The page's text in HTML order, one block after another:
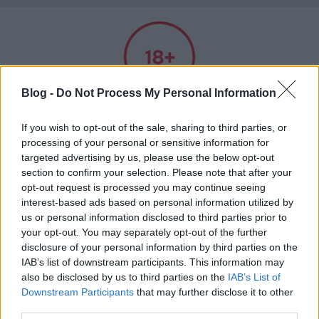
Blog - Do Not Process My Personal Information
If you wish to opt-out of the sale, sharing to third parties, or
processing of your personal or sensitive information for
targeted advertising by us, please use the below opt-out
section to confirm your selection. Please note that after your
opt-out request is processed you may continue seeing
interest-based ads based on personal information utilized by
us or personal information disclosed to third parties prior to
your opt-out. You may separately opt-out of the further
disclosure of your personal information by third parties on the
IAB’s list of downstream participants. This information may
also be disclosed by us to third parties on the IAB’s List of
Downstream Participants that may further disclose it to other
ELMÚLTAM 18 ÉVES, BELÉPEK
MÉG NEM VAGYOK 18 ÉVES
más is használja ezt a gépet
Ha felnőtt vagy, és szeretnéd, hogy az ilyen tartalmakhoz
kiskorú ne férhessen hozzá, használj
A világ legjobb viccei
Címkék»hajléktalan
Miért vesz a rendszergazda új
monitort?
Kultstáb •2020. február 27.
- Miért vesz a rendszergazda új monitort, a hentes
bárdot, a hajléktalan pedig féldecis töményet?- Nem
tudom... Miért?- Mert jó a felbontása!